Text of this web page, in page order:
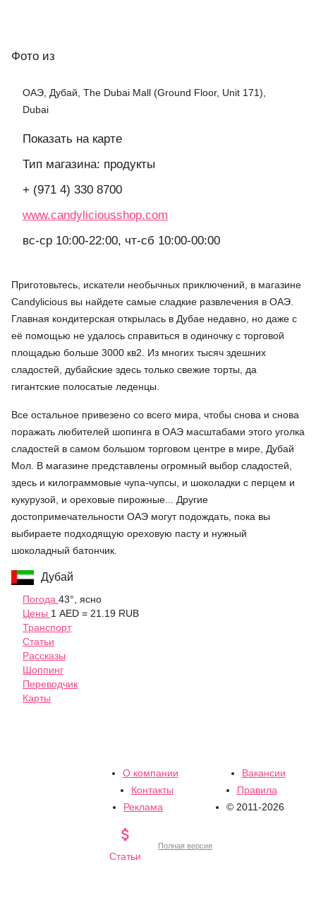
Фото из
ОАЭ, Дубай, The Dubai Mall (Ground Floor, Unit 171),
Dubai
Показать на карте
Тип магазина: продукты
+ (971 4) 330 8700
www.candyliciousshop.com
вс-ср 10:00-22:00, чт-сб 10:00-00:00
Приготовьтесь, искатели необычных приключений, в магазине
Candylicious вы найдете самые сладкие развлечения в ОАЭ.
Главная кондитерская открылась в Дубае недавно, но даже с
её помощью не удалось справиться в одиночку с торговой
площадью больше 3000 кв2. Из многих тысяч здешних
сладостей, дубайские здесь только свежие торты, да
гигантские полосатые леденцы.
Все остальное привезено со всего мира, чтобы снова и снова
поражать любителей шопинга в ОАЭ масштабами этого уголка
сладостей в самом большом торговом центре в мире, Дубай
Мол. В магазине представлены огромный выбор сладостей,
здесь и килограммовые чупа-чупсы, и шоколадки с перцем и
кукурузой, и ореховые пирожные... Другие
достопримечательности ОАЭ могут подождать, пока вы
выбираете подходящую ореховую пасту и нужный
шоколадный батончик.
Дубай
Погода 43°, ясно
Цены 1 AED = 21.19 RUB
Транспорт
Статьи
Рассказы
Шоппинг
Переводчик
Карты
О компании
Вакансии
Контакты
Правила
Реклама
© 2011-2026

Статьи
Полная версия